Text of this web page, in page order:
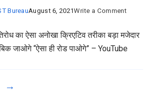
आपका
BureauAugust 6, 2021Write a Commenton
का
ऐसा
का ऐसा अनोखा क्रिएटिव तरीका बड़ा मजेदार
जाओगे “ऐसा ही रोड पाओगे” – YouTube